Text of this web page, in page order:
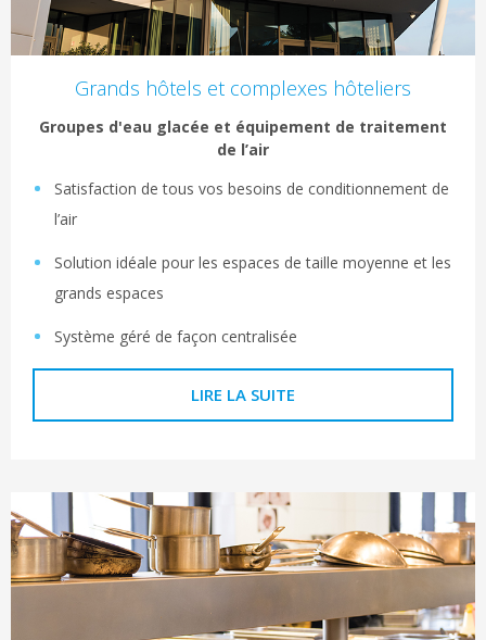
Grands hôtels et complexes hôteliers
Groupes d'eau glacée et équipement de traitement
de l’air
Satisfaction de tous vos besoins de conditionnement de
l’air
Solution idéale pour les espaces de taille moyenne et les
grands espaces
Système géré de façon centralisée
LIRE LA SUITE